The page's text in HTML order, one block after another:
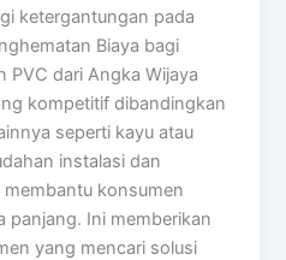
ketergantungan pada
Biaya bagi
PVC dari Angka Wijaya
kompetitif dibandingkan
seperti kayu atau
instalasi dan
konsumen
panjang. Ini memberikan
yang mencari solusi